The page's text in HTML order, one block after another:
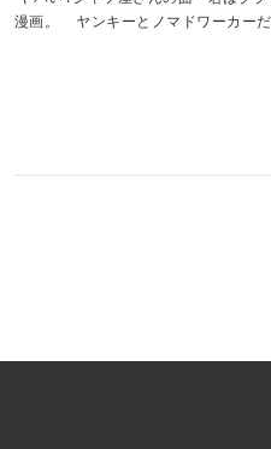
漫画。 ヤンキーとノマドワーカー